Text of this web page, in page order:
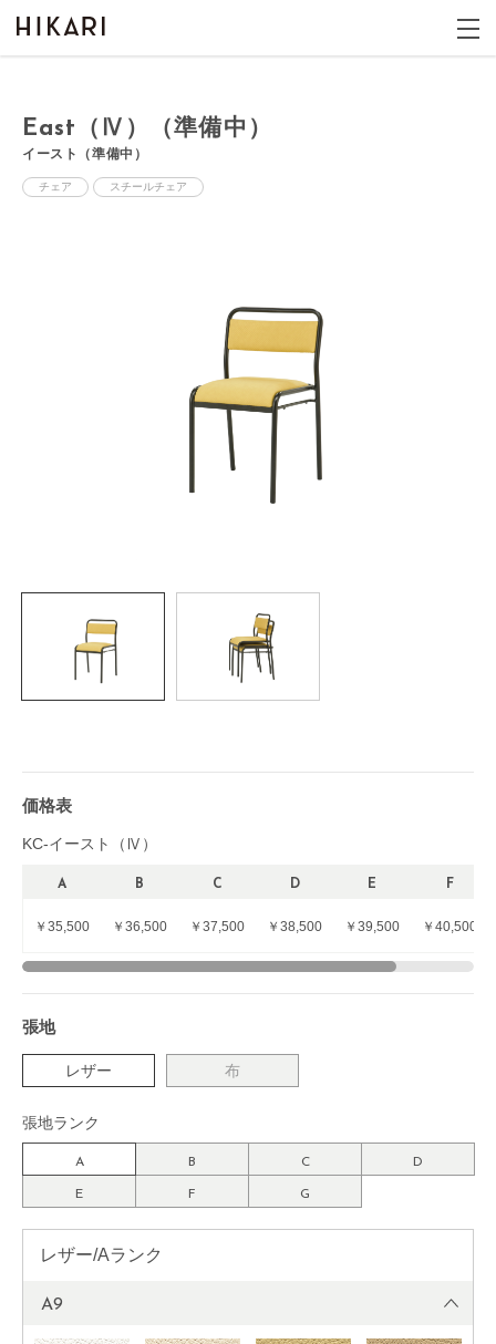
East（Ⅳ）（準備中）
イースト（準備中）
チェア スチールチェア
価格表
KC-イースト（Ⅳ）
A B C D E F
￥35,500 ￥36,500 ￥37,500 ￥38,500 ￥39,500 ￥40,500
張地
レザー 布
張地ランク
A B C D
E F G
レザー/Aランク
A9